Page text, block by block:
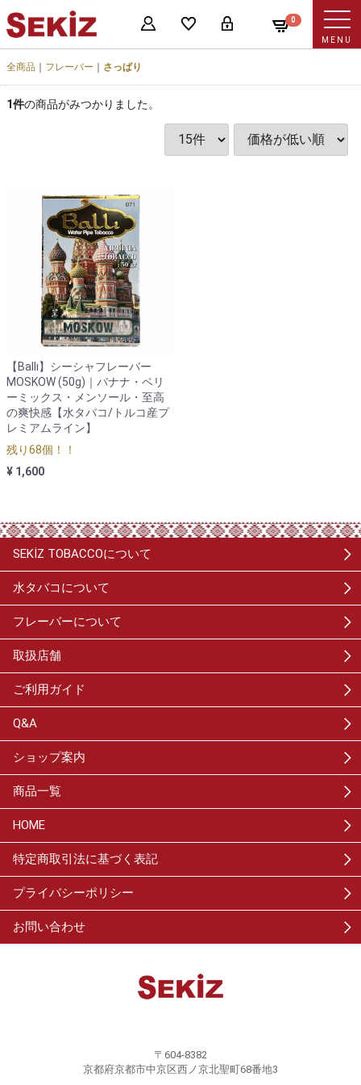
MENU
0
全商品 フレーバー さっぱり
1件の商品がみつかりました。
【Ballı】シーシャフレーバー
MOSKOW (50g)｜バナナ・ベリ
ーミックス・メンソール・至高
の爽快感【水タバコ/トルコ産プ
レミアムライン】
残り68個！！
¥ 1,600
〒604-8382
京都府京都市中京区西ノ京北聖町68番地3
SEKİZ TOBACCOについて
水タバコについて
フレーバーについて
取扱店舗
ご利用ガイド
Q&A
ショップ案内
商品一覧
HOME
特定商取引法に基づく表記
プライバシーポリシー
お問い合わせ